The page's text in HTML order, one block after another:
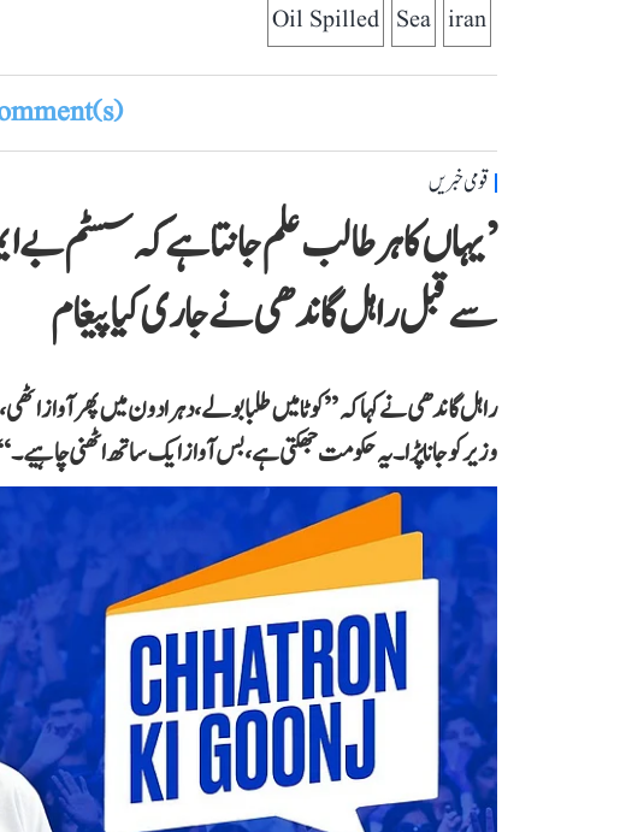
iran
Sea
Oil Spilled
قومی خبریں
’یہاں کا ہر طالب علم جانتا ہے کہ سسٹم بے
سے قبل راہل گاندھی نے جاری کیا پیغام
راہل گاندھی نے کہا کہ ’’کوٹا میں طلبا بولے، دہرادون میں پھر آواز
وزیر کو جانا پڑا۔ یہ حکومت جھکتی ہے، بس آواز ایک ساتھ اٹھنی